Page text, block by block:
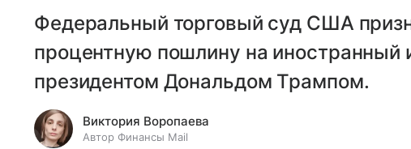
Федеральный торговый суд США
процентную пошлину на иностранный
президентом Дональдом Трампом.
Виктория Воропаева
Автор Финансы Mail